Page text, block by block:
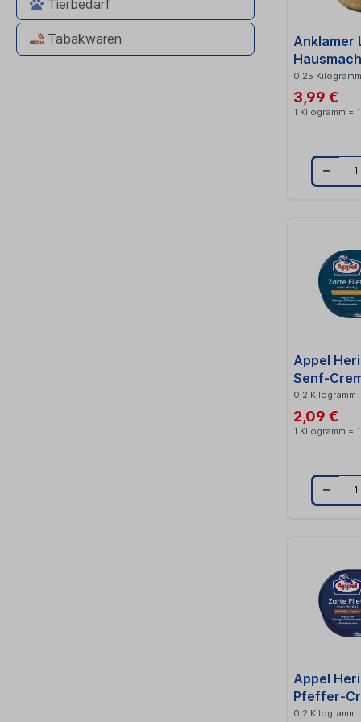
Tierbedarf
Tabakwaren
Anklamer
0,25 Kilogramm
3,99 €
1 Kilogramm =
n
t
i
y
Appel
Senf-
0,2 Kilogramm
2,09 €
1 Kilogramm =
n
t
i
y
Appel
Pfeffer-
0,2 Kilogramm